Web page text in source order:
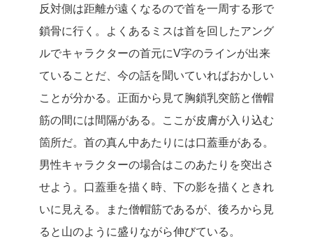
反対側は距離が遠くなるので首を一周する形で
鎖骨に行く。よくあるミスは首を回したアング
ルでキャラクターの首元にV字のラインが出来
ていることだ、今の話を聞いていればおかしい
ことが分かる。正面から見て胸鎖乳突筋と僧帽
筋の間には間隔がある。ここが皮膚が入り込む
箇所だ。首の真ん中あたりには口蓋垂がある。
男性キャラクターの場合はこのあたりを突出さ
せよう。口蓋垂を描く時、下の影を描くときれ
いに見える。また僧帽筋であるが、後ろから見
ると山のように盛りながら伸びている。